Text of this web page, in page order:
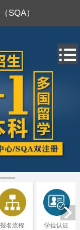
SQA）
报名流程 学位认证